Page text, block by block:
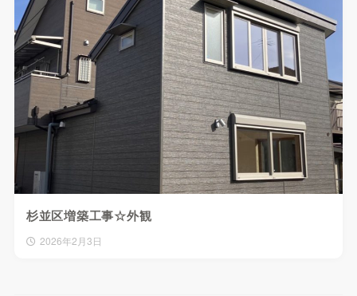
杉並区増築工事☆外観
2026年2月3日